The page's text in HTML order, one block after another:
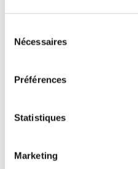
Nécessaires
Préférences
Statistiques
Marketing